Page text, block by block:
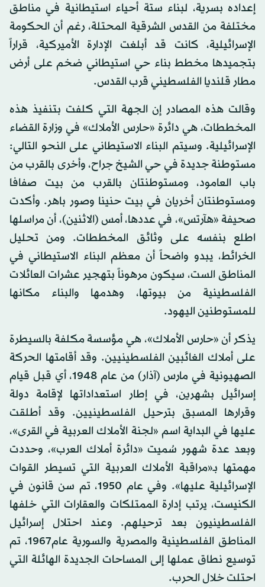
إعداده بسرية، لبناء ستة أحياء استيطانية في مناطق
مختلفة من القدس الشرقية المحتلة، رغم أن الحكومة
الإسرائيلية، كانت قد أبلغت الإدارة الأميركية، قراراً
بتجميدها مخطط بناء حي استيطاني ضخم على أرض
مطار قلنديا الفلسطيني قرب القدس.
وقالت هذه المصادر إن الجهة التي كلفت بتنفيذ هذه
المخططات، هي دائرة «حارس الأملاك» في وزارة القضاء
الإسرائيلية. وسيتم البناء الاستيطاني على النحو التالي:
مستوطنة جديدة في حي الشيخ جراح، وأخرى بالقرب من
باب العامود، ومستوطنتان بالقرب من بيت صفافا
ومستوطنتان أخريان في بيت حنينا وصور باهر. وأكدت
صحيفة «هآرتس»، في عددها، أمس (الاثنين)، أن مراسلها
اطلع بنفسه على وثائق المخططات. ومن تحليل
الخرائط، يبدو واضحاً أن معظم البناء الاستيطاني في
المناطق الست، سيكون مرهوناً بتهجير عشرات العائلات
الفلسطينية من بيوتها، وهدمها والبناء مكانها
للمستوطنين اليهود.
يذكر أن «حارس الأملاك»، هي مؤسسة مكلفة بالسيطرة
على أملاك الغائبين الفلسطينيين. وقد أقامتها الحركة
الصهيونية في مارس (آذار) من عام 1948، أي قبل قيام
إسرائيل بشهرين، في إطار استعداداتها لإقامة دولة
وقرارها المسبق بترحيل الفلسطينيين. وقد أطلقت
عليها في البداية اسم «لجنة الأملاك العربية في القرى»،
وبعد عدة شهور سُميت «دائرة أملاك العرب»، وحددت
مهمتها بـ«مراقبة الأملاك العربية التي تسيطر القوات
الإسرائيلية عليها». وفي عام 1950، تم سن قانون في
الكنيست، يرتب إدارة الممتلكات والعقارات التي خلفها
الفلسطينيون بعد ترحيلهم. وعند احتلال إسرائيل
المناطق الفلسطينية والمصرية والسورية عام1967، تم
توسيع نطاق عملها إلى المساحات الجديدة الهائلة التي
احتلت خلال الحرب.